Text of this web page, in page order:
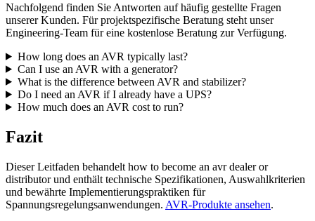
Nachfolgend finden Sie Antworten auf häufig gestellte Fragen
unserer Kunden. Für projektspezifische Beratung steht unser
Engineering-Team für eine kostenlose Beratung zur Verfügung.
How long does an AVR typically last?
Can I use an AVR with a generator?
What is the difference between AVR and stabilizer?
Do I need an AVR if I already have a UPS?
How much does an AVR cost to run?
Fazit
Dieser Leitfaden behandelt how to become an avr dealer or
distributor und enthält technische Spezifikationen, Auswahlkriterien
und bewährte Implementierungspraktiken für
Spannungsregelungsanwendungen. AVR-Produkte ansehen.